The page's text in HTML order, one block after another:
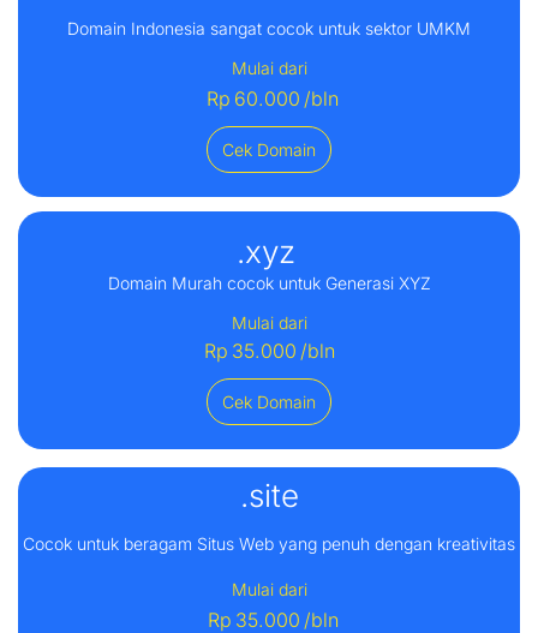
Domain Indonesia sangat cocok untuk sektor UMKM
Mulai dari
Rp 60.000 /bln
Cek Domain
.xyz
Domain Murah cocok untuk Generasi XYZ
Mulai dari
Rp 35.000 /bln
Cek Domain
.site
Cocok untuk beragam Situs Web yang penuh dengan kreativitas
Mulai dari
Rp 35.000 /bln